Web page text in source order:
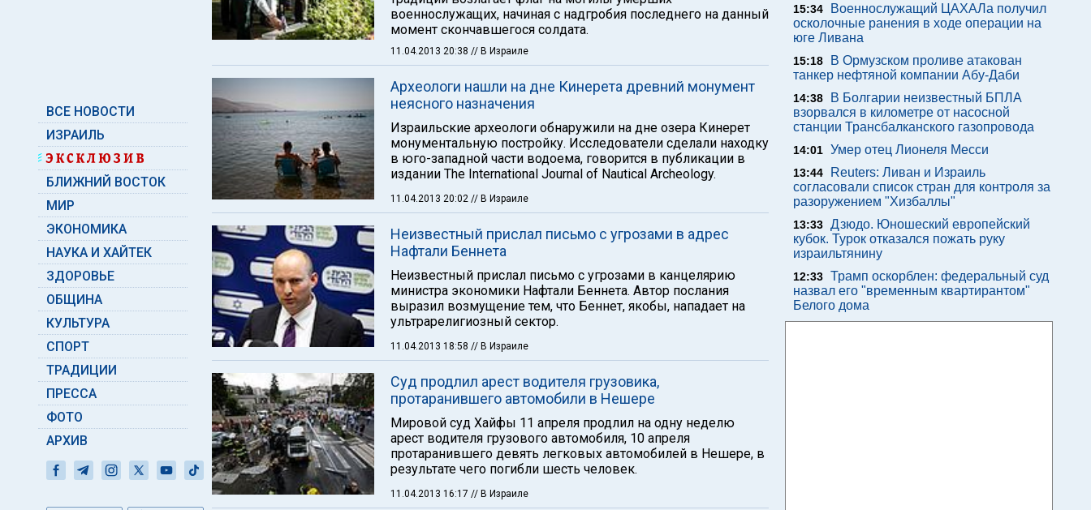
ВСЕ НОВОСТИ
ИЗРАИЛЬ
БЛИЖНИЙ ВОСТОК
МИР
ЭКОНОМИКА
НАУКА И ХАЙТЕК
ЗДОРОВЬЕ
ОБЩИНА
КУЛЬТУРА
СПОРТ
ТРАДИЦИИ
ПРЕССА
ФОТО
АРХИВ
военнослужащих, начиная с надгробия последнего на данный
момент скончавшегося солдата.
11.04.2013 20:38 // В Израиле
Археологи нашли на дне Кинерета древний монумент
неясного назначения
Израильские археологи обнаружили на дне озера Кинерет
монументальную постройку. Исследователи сделали находку
в юго-западной части водоема, говорится в публикации в
издании The International Journal of Nautical Archeology.
11.04.2013 20:02 // В Израиле
Неизвестный прислал письмо с угрозами в адрес
Нафтали Беннета
Неизвестный прислал письмо с угрозами в канцелярию
министра экономики Нафтали Беннета. Автор послания
выразил возмущение тем, что Беннет, якобы, нападает на
ультрарелигиозный сектор.
11.04.2013 18:58 // В Израиле
Суд продлил арест водителя грузовика,
протаранившего автомобили в Нешере
Мировой суд Хайфы 11 апреля продлил на одну неделю
арест водителя грузового автомобиля, 10 апреля
протаранившего девять легковых автомобилей в Нешере, в
результате чего погибли шесть человек.
11.04.2013 16:17 // В Израиле
15:34
Военнослужащий ЦАХАЛа получил
осколочные ранения в ходе операции на
юге Ливана
15:18
В Ормузском проливе атакован
танкер нефтяной компании Абу-Даби
14:38
В Болгарии неизвестный БПЛА
взорвался в километре от насосной
станции Трансбалканского газопровода
14:01 Умер отец Лионеля Месси
13:44
Reuters: Ливан и Израиль
согласовали список стран для контроля за
разоружением "Хизбаллы"
13:33 Дзюдо. Юношеский европейский
кубок. Турок отказался пожать руку
израильтянину
12:33 Трамп оскорблен: федеральный суд
назвал его "временным квартирантом"
Белого дома